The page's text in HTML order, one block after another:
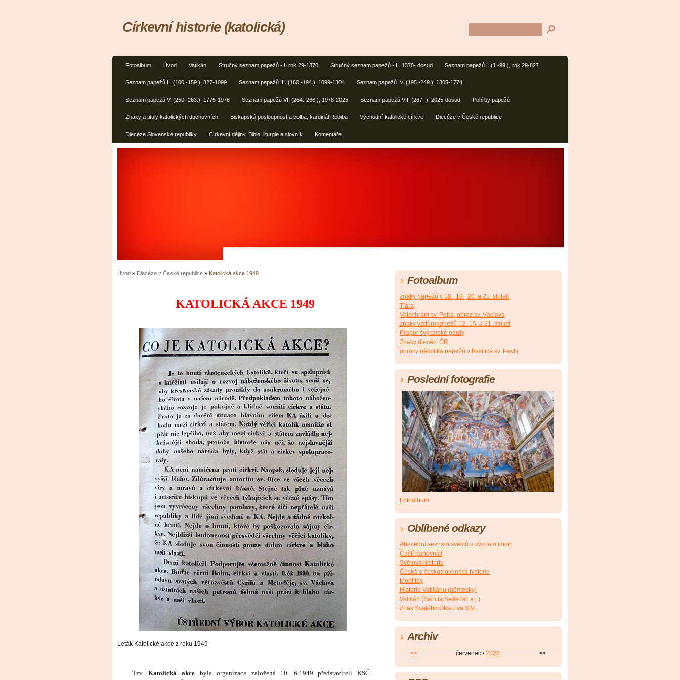
Fotoalbum Úvod Vatikán Stručný seznam papežů - I. rok 29-1370 Stručný seznam papežů - II. 1370- dosud Seznam papežů I. (1.-99.), rok 29-827
Seznam papežů II. (100.-159.), 827-1099 Seznam papežů III. (160.-194.), 1099-1304 Seznam papežů IV. (195.-249.), 1305-1774
Seznam papežů V. (250.-263.), 1775-1978 Seznam papežů VI. (264.-266.), 1978-2025 Seznam papežů VII. (267.-), 2025-dosud Pohřby papežů
Znaky a tituly katolických duchovních Biskupská posloupnost a volba, kardinál Rebiba Východní katolické církve Diecéze v České republice
Diecéze Slovenské republiky Církevní dějiny, Bible, liturgie a slovník Komentáře
Církevní historie (katolická)
Úvod » Diecéze v České republice » Katolická akce 1949
KATOLICKÁ AKCE 1949
Leták Katolické akce z roku 1949
Tzv.Katolická akcebyla organizace založená 10. 6.1949 představiteli KSČ
Fotoalbum
znaky papežů v 18., 19., 20. a 21. století
Tiára
Velechrám sv. Petra, obraz sv. Václava
znaky vzdoropapežů 12.-15. a 21. století
Prapor švýcarské gardy
Znaky diecézí ČR
obrazy několika papežů v basilice sv. Pavla
Poslední fotografie
Fotoalbum
Oblíbené odkazy
Abecední seznam světců a význam jmen
Čeští panovníci
Světová historie
Česká a československá historie
Modlitby
Historie Vatikánu (německy)
Vatikán (Sancta Sede lat. a j.)
Znak Svatého Otce Lva XIV.
Archiv
<< červenec /2026 >>